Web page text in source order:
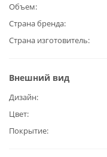
Объем
Страна бренда
Страна изготовитель
Внешний вид
Дизайн
Цвет
Покрытие